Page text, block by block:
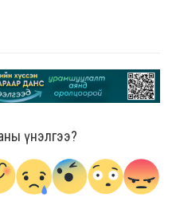
үнэлгээ?